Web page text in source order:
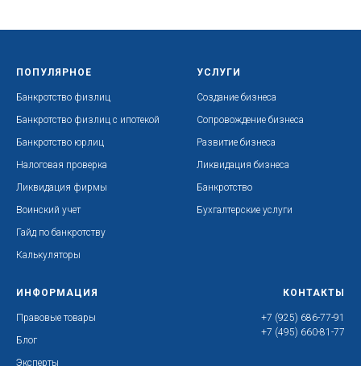
ПОПУЛЯРНОЕ
Банкротство физлиц
Банкротство физлиц с ипотекой
Банкротство юрлиц
Налоговая проверка
Ликвидация фирмы
Воинский учет
Гайд по банкротству
Калькуляторы
УСЛУГИ
Создание бизнеса
Сопровождение бизнеса
Развитие бизнеса
Ликвидация бизнеса
Банкротство
Бухгалтерские услуги
ИНФОРМАЦИЯ
Правовые товары
Блог
Эксперты
КОНТАКТЫ
+7 (925) 686-77-91
+7 (495) 660-81-77